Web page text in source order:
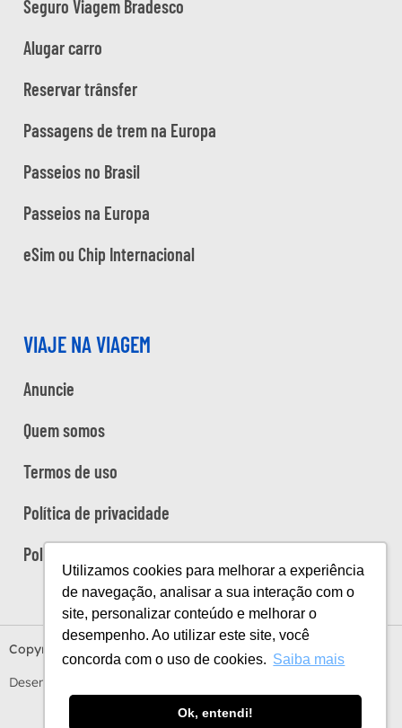
Utilizamos cookies para melhorar a experiência
de navegação, analisar a sua interação com o
site, personalizar conteúdo e melhorar o
desempenho. Ao utilizar este site, você
concorda com o uso de cookies. Saiba mais
Ok, entendi!
Seguro Viagem Bradesco
Alugar carro
Reservar trânsfer
Passagens de trem na Europa
Passeios no Brasil
Passeios na Europa
eSim ou Chip Internacional
VIAJE NA VIAGEM
Anuncie
Quem somos
Termos de uso
Política de privacidade
Política de cookies
Copyright Viaje na Viagem © 2026
Desenvolvido por